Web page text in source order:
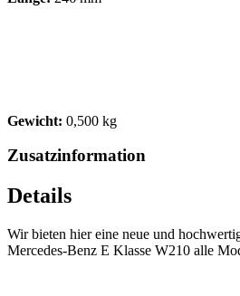
Gewicht: 0,500 kg
Zusatzinformation
Details
Wir bieten hier eine neue und
Mercedes-Benz E Klasse W210 alle